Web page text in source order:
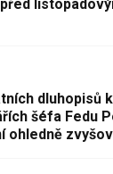
dluhopisů
šéfa Fedu
ohledně